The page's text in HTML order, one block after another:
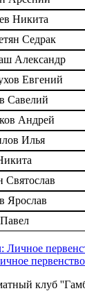
Никита
Седрак
Александр
Евгений
Савелий
Андрей
Илья
Святослав
Ярослав
Личное
клуб